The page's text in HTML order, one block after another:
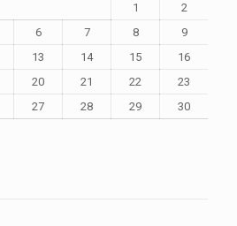
1
2
6 7 8
9
13 14 15
16
20 21 22
23
27 28 29
30